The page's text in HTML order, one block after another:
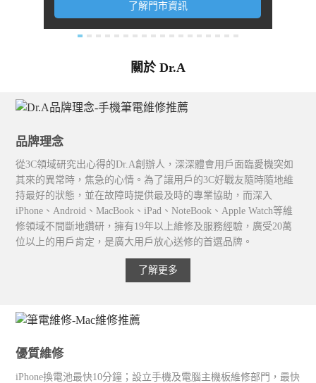
了解門市資訊
關於 Dr.A
品牌理念
從3C領域研究出心得的Dr.A創辦人，深深體會用戶面臨愛機突如
其來的異常時，焦急的心情。為了讓用戶的3C好戰友隨時隨地維
持最好的狀態，並在故障時提供最及時的專業協助，而深入
iPhone、Android、MacBook、iPad、NoteBook、Apple Watch等維
修領域不間斷地鑽研，擁有19年以上維修及服務經驗，廣受20萬
位以上的用戶肯定，是廣大用戶放心送修的首選品牌。
了解更多
優質維修
iPhone換電池最快10分鐘；設立手機及電腦主機板維修部門，最快